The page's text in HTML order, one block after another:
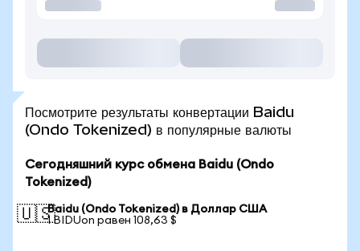
Посмотрите результаты конвертации Baidu
(Ondo Tokenized) в популярные валюты
Сегодняшний курс обмена Baidu (Ondo
Tokenized)
🇺🇸Baidu (Ondo Tokenized) в Доллар США
1 BIDUon равен 108,63 $